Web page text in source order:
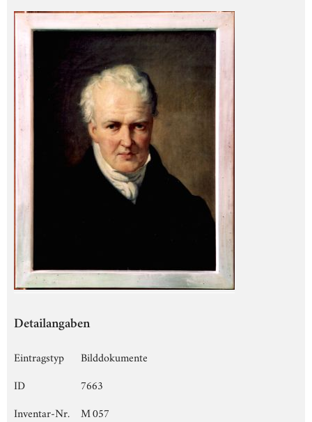
Detailangaben
Eintragstyp
Bilddokumente
ID
7663
Inventar-Nr.
M 057